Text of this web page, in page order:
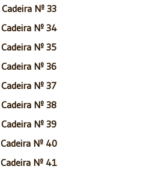
Cadeira Nº 33
Cadeira Nº 34
Cadeira Nº 35
Cadeira Nº 36
Cadeira Nº 37
Cadeira Nº 38
Cadeira Nº 39
Cadeira Nº 40
Cadeira Nº 41